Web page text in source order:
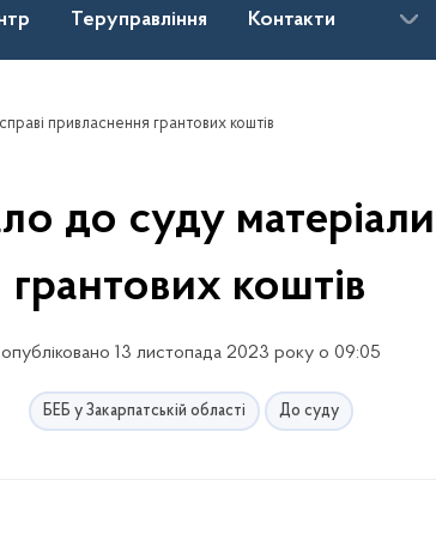
Теруправління Контакти
привласнення грантових коштів
до суду
грантових коштів
опубліковано 13 листопада 2023 року о 09:05
БЕБ у Закарпатській області До суду